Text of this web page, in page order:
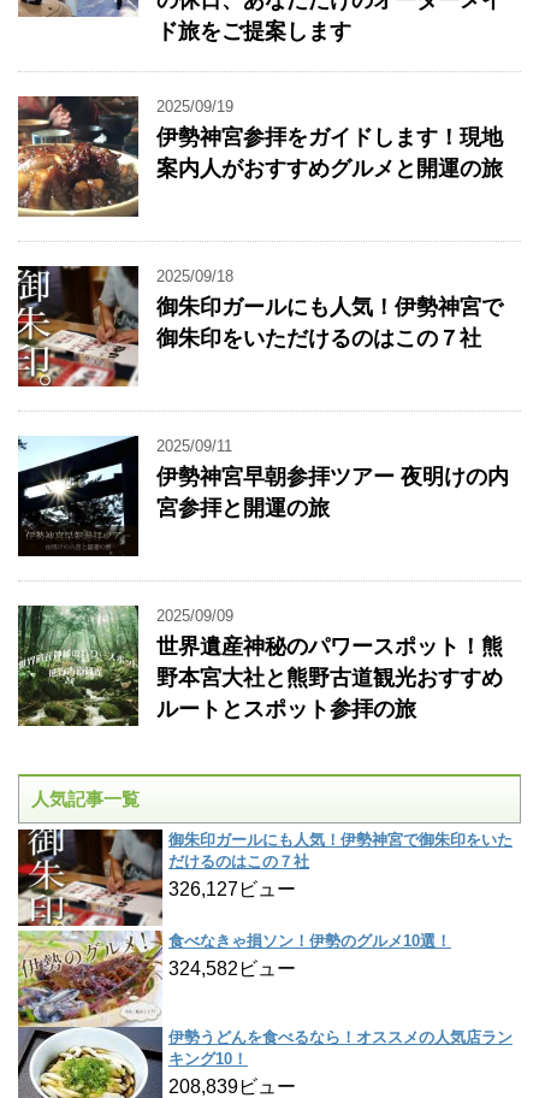
ド旅をご提案します
2025/09/19
伊勢神宮参拝をガイドします！現地
案内人がおすすめグルメと開運の旅
2025/09/18
御朱印ガールにも人気！伊勢神宮で
御朱印をいただけるのはこの７社
2025/09/11
伊勢神宮早朝参拝ツアー 夜明けの内
宮参拝と開運の旅
2025/09/09
世界遺産神秘のパワースポット！熊
野本宮大社と熊野古道観光おすすめ
ルートとスポット参拝の旅
人気記事一覧
御朱印ガールにも人気！伊勢神宮で御朱印をいた
だけるのはこの７社
326,127ビュー
食べなきゃ損ソン！伊勢のグルメ10選！
324,582ビュー
伊勢うどんを食べるなら！オススメの人気店ラン
キング10！
208,839ビュー